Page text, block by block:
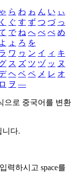
ゃ ら わ ゎ ん い ぃ
く ぐ す ず つ づ っ
で ね へ べ ぺ め
よ ょ ろ を
ワ ヮ ン イ ィ キ
ス ズ ツ ヅ ッ ヌ
ヘ ベ ペ メ レ オ
ロ ヲ ―
으로 중국어를 변환
니다.
력하시고 space를